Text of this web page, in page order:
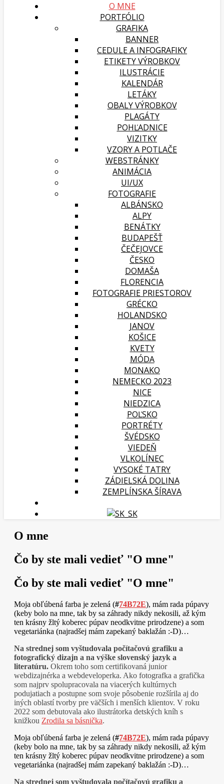
O MNE
PORTFÓLIO
GRAFIKA
BANNER
CEDULE A INFOGRAFIKY
ETIKETY VÝROBKOV
ILUSTRÁCIE
KALENDÁR
LETÁKY
OBALY VÝROBKOV
PLAGÁTY
POHĽADNICE
VIZITKY
VZORY A POTLAČE
WEBSTRÁNKY
ANIMÁCIA
UI/UX
FOTOGRAFIE
ALBÁNSKO
ALPY
BENÁTKY
BUDAPEŠŤ
ČEČEJOVCE
ČESKO
DOMAŠA
FLORENCIA
FOTOGRAFIE PRIESTOROV
GRÉCKO
HOLANDSKO
JANOV
KOŠICE
KVETY
MÓDA
MONAKO
NEMECKO 2023
NICE
NIEDZICA
POĽSKO
PORTRÉTY
ŠVÉDSKO
VIEDEŇ
VLKOLÍNEC
VYSOKÉ TATRY
ZÁDIELSKÁ DOLINA
ZEMPLÍNSKA ŠÍRAVA
O mne
Čo by ste mali vedieť "O mne"
Čo by ste mali vedieť "O mne"
Moja obľúbená farba je zelená (#74B72E), mám rada púpavy
(keby bolo na mne, tak by sa záhrady nikdy nekosili, až kým
ten krásny žltý koberec púpav neodkvitne prirodzene) a som
vegetariánka (najradšej mám zapekaný baklažán :-D)…
Na strednej som vyštudovala počítačovú grafiku a
fotografický dizajn a na výške slovenský jazyk a
literatúru. Okrem toho som certifikovaná junior
webdizajnérka a webdeveloperka. Ako fotografka a grafička
som najprv spolupracovala na viacerých kultúrnych
podujatiach a postupne som svoje pôsobenie rozšírila aj do
iných oblastí tvorby pre väčších i menších klientov. V roku
2022 som debutovala ako ilustrátorka detských kníh s
knižkou Zrodila sa básnička.
Moja obľúbená farba je zelená (#74B72E), mám rada púpavy
(keby bolo na mne, tak by sa záhrady nikdy nekosili, až kým
ten krásny žltý koberec púpav neodkvitne prirodzene) a som
vegetariánka (najradšej mám zapekaný baklažán :-D)…
Na strednej som vyštudovala počítačovú grafiku a